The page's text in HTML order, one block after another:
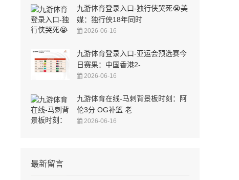
九游体育登录入口-独行侠哭死😭美
媒：独行侠18年同时
2026-06-16
九游体育登录入口-亚运会预选赛今
日赛果：中国香港2-
2026-06-16
九游体育在线-马刺背景板时刻：阿
伦3分 OG补篮 老
2026-06-16
最新留言